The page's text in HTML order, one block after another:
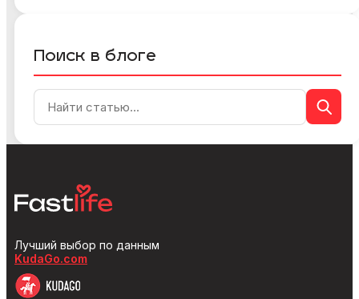
Поиск в блоге
Лучший выбор по данным
KudaGo.com